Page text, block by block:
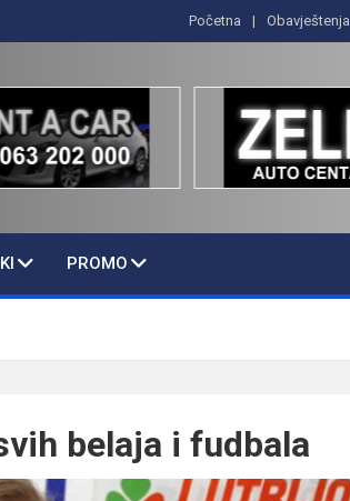
Početna Obavještenja
PROMO
belaja i fudbala